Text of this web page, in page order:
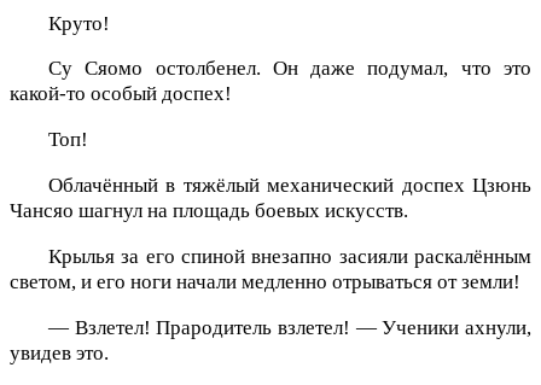
Круто!
Су Сяомо остолбенел. Он даже подумал, что это
какой-то особый доспех!
Топ!
Облачённый в тяжёлый механический доспех Цзюнь
Чансяо шагнул на площадь боевых искусств.
Крылья за его спиной внезапно засияли раскалённым
светом, и его ноги начали медленно отрываться от земли!
— Взлетел! Прародитель взлетел! — Ученики ахнули,
увидев это.